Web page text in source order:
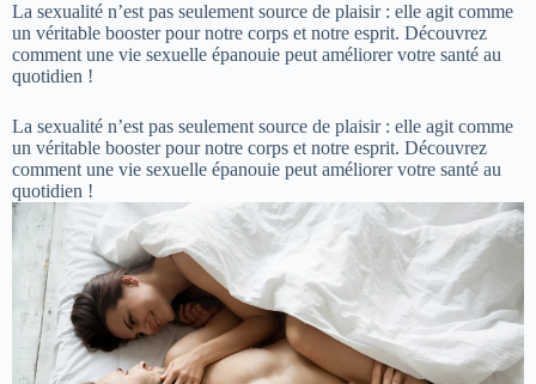
La sexualité n’est pas seulement source de plaisir : elle agit comme
un véritable booster pour notre corps et notre esprit. Découvrez
comment une vie sexuelle épanouie peut améliorer votre santé au
quotidien !
La sexualité n’est pas seulement source de plaisir : elle agit comme
un véritable booster pour notre corps et notre esprit. Découvrez
comment une vie sexuelle épanouie peut améliorer votre santé au
quotidien !